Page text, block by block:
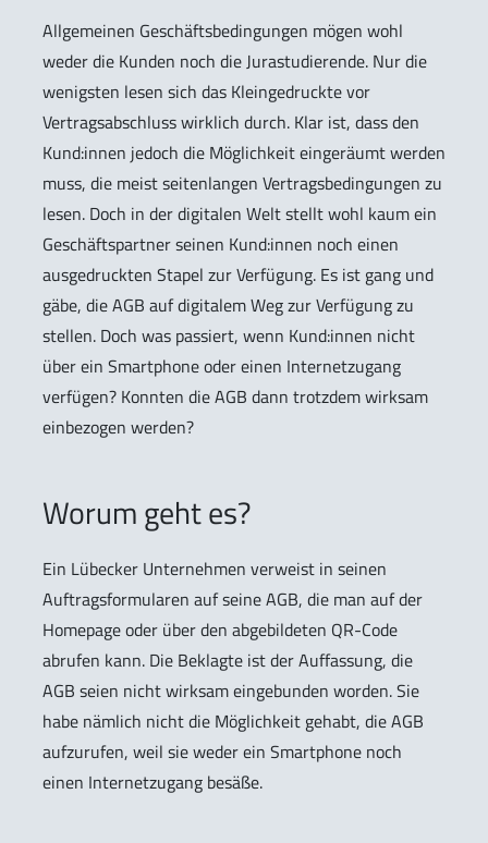
Allgemeinen Geschäftsbedingungen mögen wohl
weder die Kunden noch die Jurastudierende. Nur die
wenigsten lesen sich das Kleingedruckte vor
Vertragsabschluss wirklich durch. Klar ist, dass den
Kund:innen jedoch die Möglichkeit eingeräumt werden
muss, die meist seitenlangen Vertragsbedingungen zu
lesen. Doch in der digitalen Welt stellt wohl kaum ein
Geschäftspartner seinen Kund:innen noch einen
ausgedruckten Stapel zur Verfügung. Es ist gang und
gäbe, die AGB auf digitalem Weg zur Verfügung zu
stellen. Doch was passiert, wenn Kund:innen nicht
über ein Smartphone oder einen Internetzugang
verfügen? Konnten die AGB dann trotzdem wirksam
einbezogen werden?
Worum geht es?
Ein Lübecker Unternehmen verweist in seinen
Auftragsformularen auf seine AGB, die man auf der
Homepage oder über den abgebildeten QR-Code
abrufen kann. Die Beklagte ist der Auffassung, die
AGB seien nicht wirksam eingebunden worden. Sie
habe nämlich nicht die Möglichkeit gehabt, die AGB
aufzurufen, weil sie weder ein Smartphone noch
einen Internetzugang besäße.